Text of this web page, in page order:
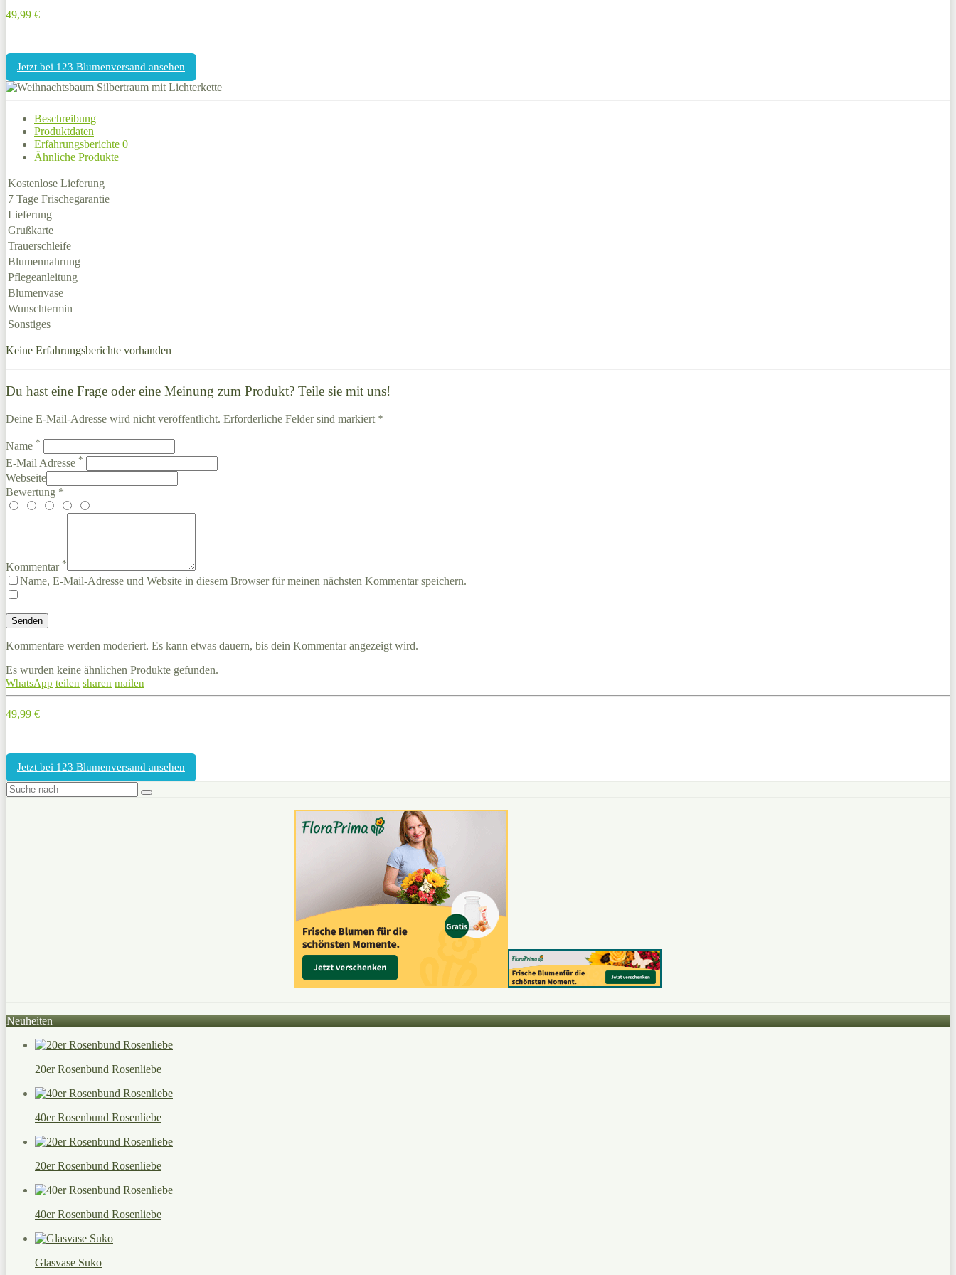
49,99 €
Jetzt bei 123 Blumenversand ansehen
Beschreibung
Produktdaten
Erfahrungsberichte 0
Ähnliche Produkte
Kostenlose Lieferung
7 Tage Frischegarantie
Lieferung
Grußkarte
Trauerschleife
Blumennahrung
Pflegeanleitung
Blumenvase
Wunschtermin
Sonstiges
Keine Erfahrungsberichte vorhanden
Du hast eine Frage oder eine Meinung zum Produkt? Teile sie mit uns!
Deine E-Mail-Adresse wird nicht veröffentlicht. Erforderliche Felder sind markiert *
Name *
E-Mail Adresse *
Webseite
Bewertung *
Kommentar *
Name, E-Mail-Adresse und Website in diesem Browser für meinen nächsten Kommentar speichern.
Kommentare werden moderiert. Es kann etwas dauern, bis dein Kommentar angezeigt wird.
Es wurden keine ähnlichen Produkte gefunden.
WhatsApp teilen sharen mailen
49,99 €
Jetzt bei 123 Blumenversand ansehen
Neuheiten
20er Rosenbund Rosenliebe
40er Rosenbund Rosenliebe
20er Rosenbund Rosenliebe
40er Rosenbund Rosenliebe
Glasvase Suko